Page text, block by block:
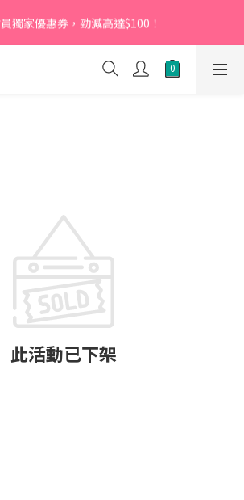
至2026月12月31日，首次下單輸入優惠碼
「NEW95」即可享95折
獨家優惠券，勁減高達$100！
至2026月12月31日，首次下單輸入優惠碼
「NEW95」即可享95折
此活動已下架